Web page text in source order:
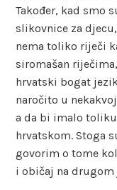
Također, kad smo
slikovnice za
nema toliko riječi
siromašan
hrvatski bogat
naročito u
a da bi imalo
hrvatskom. Stoga
govorim o tome
i običaj na drugom